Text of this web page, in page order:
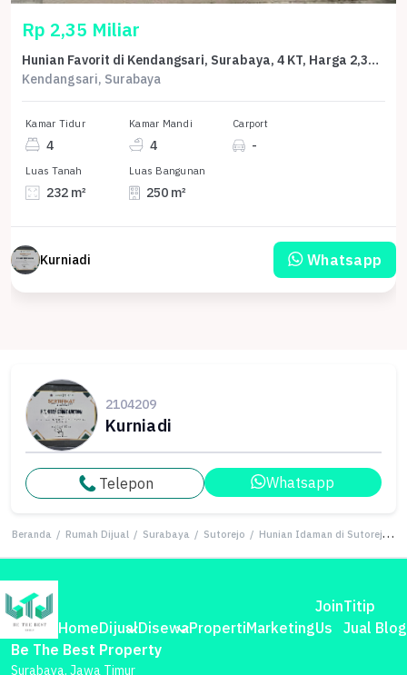
Rp 2,35 Miliar
Hunian Favorit di Kendangsari, Surabaya, 4 KT, Harga 2,35 Miliar
Kendangsari, Surabaya
Kamar Tidur
4
Kamar Mandi
4
Carport
-
Luas Tanah
232 m²
Luas Bangunan
250 m²
Kurniadi Whatsapp
2104209
Kurniadi
Telepon Whatsapp
Beranda / Rumah Dijual / Surabaya / Sutorejo / Hunian Idaman di Sutorejo, Surabaya, 3 KT, Harga 1,6 Miliar
HomeDijualDisewaPropertiMarketing
Join
Us
Titip
Jual Blog
Be The Best Property
Surabaya, Jawa Timur